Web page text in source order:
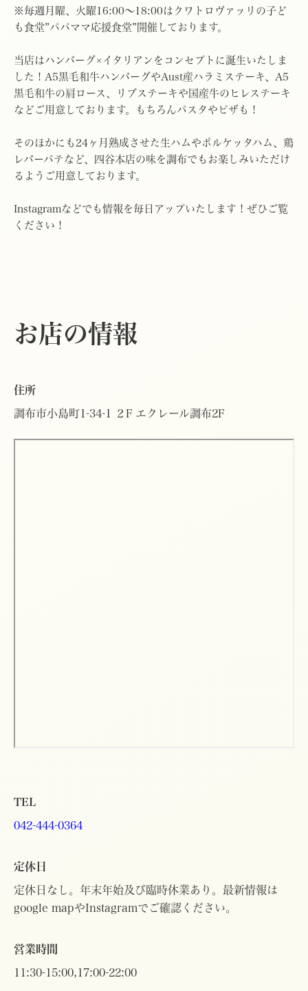
※毎週月曜、火曜16:00〜18:00はクワトロヴァッリの子ど
も食堂”パパママ応援食堂”開催しております。
当店はハンバーグ×イタリアンをコンセプトに誕生いたしま
した！A5黒毛和牛ハンバーグやAust産ハラミステーキ、A5
黒毛和牛の肩ロース、リブステーキや国産牛のヒレステーキ
などご用意しております。もちろんパスタやピザも！
そのほかにも24ヶ月熟成させた生ハムやポルケッタハム、鶏
レバーパテなど、四谷本店の味を調布でもお楽しみいただけ
るようご用意しております。
Instagramなどでも情報を毎日アップいたします！ぜひご覧
ください！
お店の情報
住所
調布市小島町1-34-1 ２F エクレール調布2F
TEL
042-444-0364
定休日
定休日なし。年末年始及び臨時休業あり。最新情報は
google mapやInstagramでご確認ください。
営業時間
11:30-15:00,17:00-22:00